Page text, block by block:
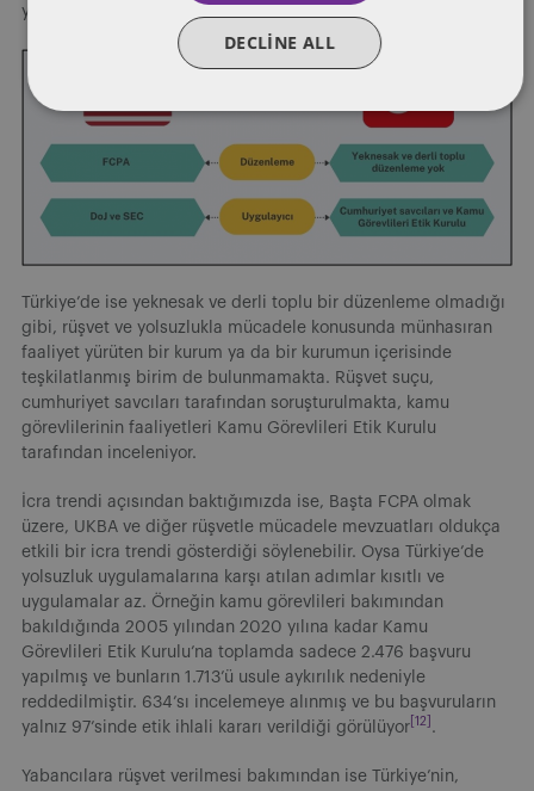
yetkilendirilmiştir.
Türkiye’de ise yeknesak ve derli toplu bir düzenleme olmadığı
gibi, rüşvet ve yolsuzlukla mücadele konusunda münhasıran
faaliyet yürüten bir kurum ya da bir kurumun içerisinde
teşkilatlanmış birim de bulunmamakta. Rüşvet suçu,
cumhuriyet savcıları tarafından soruşturulmakta, kamu
görevlilerinin faaliyetleri Kamu Görevlileri Etik Kurulu
tarafından inceleniyor.
İcra trendi açısından baktığımızda ise, Başta FCPA olmak
üzere, UKBA ve diğer rüşvetle mücadele mevzuatları oldukça
etkili bir icra trendi gösterdiği söylenebilir. Oysa Türkiye’de
yolsuzluk uygulamalarına karşı atılan adımlar kısıtlı ve
uygulamalar az. Örneğin kamu görevlileri bakımından
bakıldığında 2005 yılından 2020 yılına kadar Kamu
Görevlileri Etik Kurulu’na toplamda sadece 2.476 başvuru
yapılmış ve bunların 1.713’ü usule aykırılık nedeniyle
reddedilmiştir. 634’sı incelemeye alınmış ve bu başvuruların
yalnız 97’sinde etik ihlali kararı verildiği görülüyor [12] .
Yabancılara rüşvet verilmesi bakımından ise Türkiye’nin,
DECLINE ALL